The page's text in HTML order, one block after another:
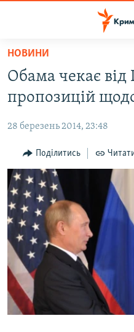
Перейти
основного
матеріалу
Перейти
до
навігації
Перейти
до
пошуку
НОВИНИ
ВІДЕО ТА ФОТО
ПОЛІТИКА
БЛОГИ
ПОГЛЯД
ІНТЕРВ'Ю
ВСЕ ЗА ДЕНЬ
СПЕЦПРОЕКТИ
ДЕПОРТАЦІЯ
ВІДЕОУРОКИ «ELIFBE»
СВІДЧЕННЯ ОКУПАЦІЇ
ЯК ОБІЙТИ БЛОКУВАННЯ
Русский
Qırımtatar
НОВИНИ
Обама чекає
пропозицій
28 березень 2014, 23:48
Поділитись